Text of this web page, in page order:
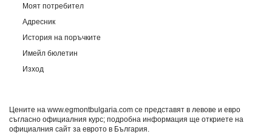
Моят потребител
Адресник
История на поръчките
Имейл бюлетин
Изход
Цените на www.egmontbulgaria.com се представят в левове и евро
съгласно официалния курс; подробна информация ще откриете на
официалния сайт за еврото в България